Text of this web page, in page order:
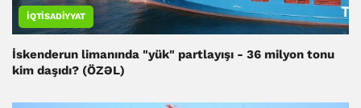
İQTISADIYYAT
İskenderun limanında "yük" partlayışı - 36 milyon tonu
kim daşıdı? (ÖZƏL)